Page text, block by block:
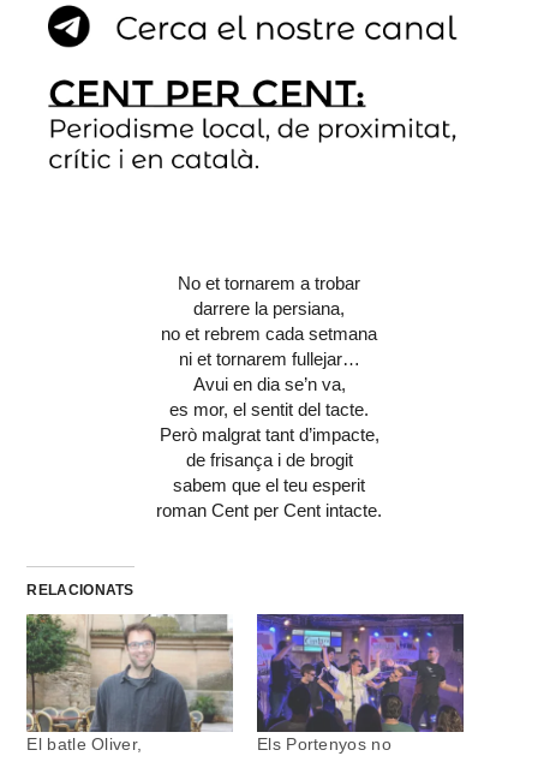
No et tornarem a trobar
darrere la persiana,
no et rebrem cada setmana
ni et tornarem fullejar…
Avui en dia se’n va,
es mor, el sentit del tacte.
Però malgrat tant d’impacte,
de frisança i de brogit
sabem que el teu esperit
roman Cent per Cent intacte.
RELACIONATS
El batle Oliver,
Els Portenyos no